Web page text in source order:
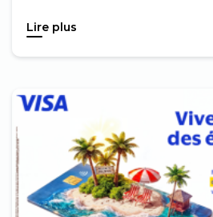
Lire plus